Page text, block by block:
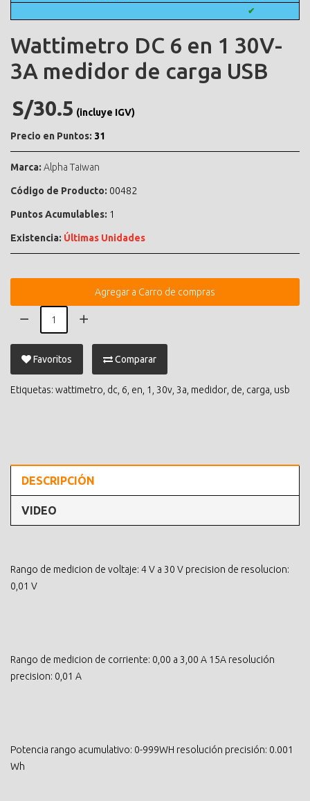
✔
Wattimetro DC 6 en 1 30V-
3A medidor de carga USB
S/30.5 (incluye IGV)
Precio en Puntos: 31
Marca: Alpha Taiwan
Código de Producto: 00482
Puntos Acumulables: 1
Existencia: Últimas Unidades
Agregar a Carro de compras
Favoritos Comparar
Etiquetas: wattimetro dc 6 en 1 30v 3a medidor de carga usb
DESCRIPCIÓN
VIDEO
Rango de medicion de voltaje: 4 V a 30 V precision de resolucion:
0,01 V
Rango de medicion de corriente: 0,00 a 3,00 A 15A resolución
precision: 0,01 A
Potencia rango acumulativo: 0-999WH resolución precisión: 0.001
Wh